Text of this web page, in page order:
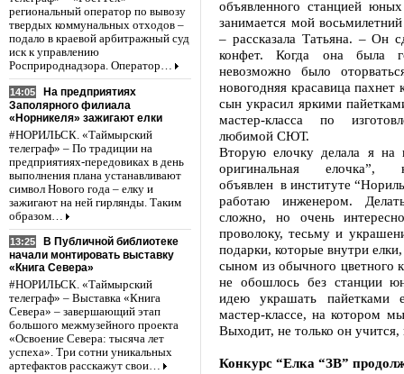
региональный оператор по вывозу
твердых коммунальных отходов –
подало в краевой арбитражный суд
иск к управлению
Росприроднадзора. Оператор…
14:05
На предприятиях
Заполярного филиала
«Норникеля» зажигают елки
#НОРИЛЬСК. «Таймырский
телеграф» – По традиции на
предприятиях-передовиках в день
выполнения плана устанавливают
символ Нового года – елку и
зажигают на ней гирлянды. Таким
образом…
13:25
В Публичной библиотеке
начали монтировать выставку
«Книга Севера»
#НОРИЛЬСК. «Таймырский
телеграф» – Выставка «Книга
Севера» – завершающий этап
большого межмузейного проекта
«Освоение Севера: тысяча лет
успеха». Три сотни уникальных
артефактов расскажут свои…
объявленного станцией
занимается мой
– рассказала Татьяна. – Он
конфет. Когда она была
невозможно было
новогодняя красавица пахнет
сын украсил яркими
мастер-класса по
любимой СЮТ.
Вторую елочку делала я на
оригинальная
объявлен в институте
работаю инженером.
сложно, но очень
проволоку, тесьму и
подарки, которые внутри
сыном из обычного цветного
не обошлось без станции
идею украшать пайетками
мастер-классе, на котором
Выходит, не только он
Конкурс “Елка “ЗВ”